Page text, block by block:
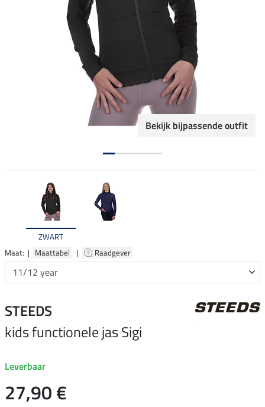
Bekijk bijpassende outfit
ZWART
Maat: | Maattabel | Raadgever
STEEDS
kids functionele jas Sigi
Leverbaar
27,90 €